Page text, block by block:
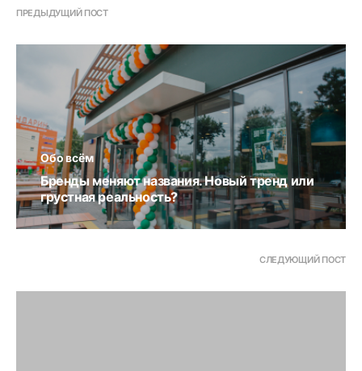
ПРЕДЫДУЩИЙ ПОСТ
Обо всём
Бренды меняют названия. Новый тренд или
грустная реальность?
СЛЕДУЮЩИЙ ПОСТ